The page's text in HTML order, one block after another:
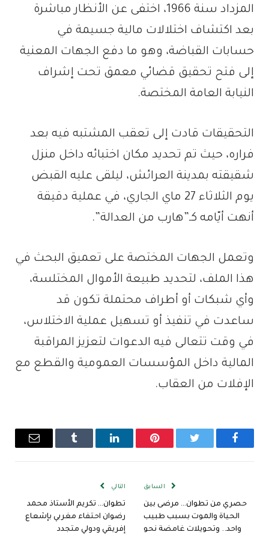
المزداد سنة 1966، اختفى عن الأنظار مباشرة
بعد اكتشاف اختلالات مالية جسيمة في
حسابات القباضة، وهو ما دفع الجهات المعنية
إلى فتح تحقيق قضائي معمق تحت إشراف
النيابة العامة المختصة.
التحقيقات قادت إلى تعقب المشتبه فيه بعد
فراره، حيث تم تحديد مكان اختبائه داخل منزل
شقيقته بمدينة العرائش، ليلقى عليه القبض
يوم الثلاثاء 27 ماي الجاري، في عملية دقيقة
أنهت أيّامه كـ”هارب من العدالة”.
وتعمل الجهات المختصة على تعميق البحث في
هذا الملف، لتحديد طبيعة الأموال المختلسة،
وأي شبكات أو أطراف محتملة تكون قد
ساعدت في تنفيذ أو تسهيل عملية الاختلاس،
في وقت تتعالى فيه الدعوات لتعزيز المراقبة
المالية داخل المؤسسات العمومية والقطع مع
الإفلات من العقاب.
فيسبوك تويتر بينتيريستلينكدإن Tumblr
البريد
السابق
حصري من تطوان… مرضى بين
الحياة والموت بسبب طبيب
واحد.. وتحويلات غامضة نحو
التالي
تطوان… تكريم الأستاذ محمد
رضوان احتفاء مغربي بإشعاع
إفريقي ودولي متجدد